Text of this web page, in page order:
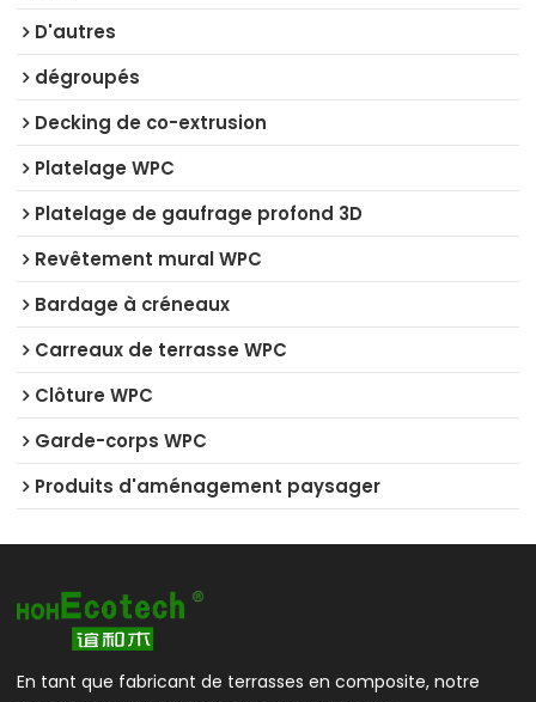
D'autres
dégroupés
Decking de co-extrusion
Platelage WPC
Platelage de gaufrage profond 3D
Revêtement mural WPC
Bardage à créneaux
Carreaux de terrasse WPC
Clôture WPC
Garde-corps WPC
Produits d'aménagement paysager
En tant que fabricant de terrasses en composite, notre